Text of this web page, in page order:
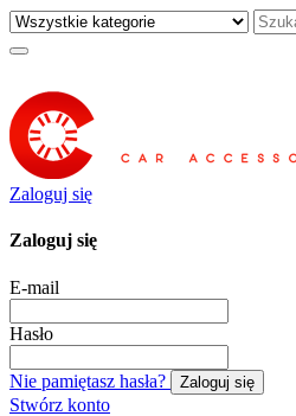
Zaloguj się
Zaloguj się
E-mail
Hasło
Nie pamiętasz hasła? Zaloguj się
Stwórz konto